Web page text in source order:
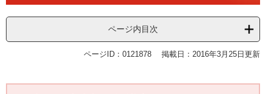
ページ内目次
ページID：0121878 掲載日：2016年3月25日更新